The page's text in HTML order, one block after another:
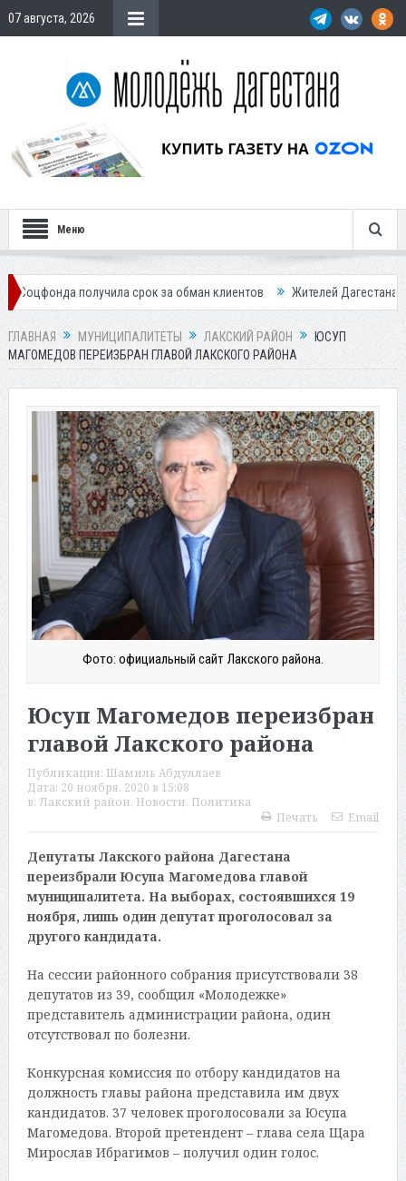
07 августа, 2026
Меню
срок за обман клиентов Жителей Дагестана приглашает в
ГЛАВНАЯ МУНИЦИПАЛИТЕТЫ ЛАКСКИЙ РАЙОН
ЮСУП
МАГОМЕДОВ ПЕРЕИЗБРАН ГЛАВОЙ ЛАКСКОГО РАЙОНА
Фото: официальный сайт Лакского района.
Юсуп Магомедов переизбран
главой Лакского района
Публикация: Шамиль Абдуллаев
Дата: 20 ноября, 2020 в 15:08
в: Лакский район, Новости, Политика
Печать
Email
Депутаты Лакского района Дагестана
переизбрали Юсупа Магомедова главой
муниципалитета. На выборах, состоявшихся 19
ноября, лишь один депутат проголосовал за
другого кандидата.
На сессии районного собрания присутствовали 38
депутатов из 39, сообщил «Молодежке»
представитель администрации района, один
отсутствовал по болезни.
Конкурсная комиссия по отбору кандидатов на
должность главы района представила им двух
кандидатов. 37 человек проголосовали за Юсупа
Магомедова. Второй претендент – глава села Щара
Мирослав Ибрагимов – получил один голос.